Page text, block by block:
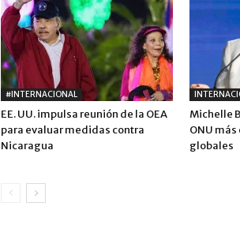
#INTERNACIONAL
EE. UU. impulsa reunión de la OEA
para evaluar medidas contra
Nicaragua
Michelle
ONU
globales